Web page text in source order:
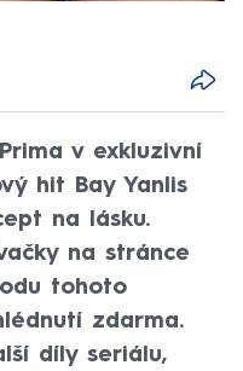
v exkluzivní
hit Bay Yanlis
na lásku.
na stránce
tohoto
zdarma.
díly seriálu,